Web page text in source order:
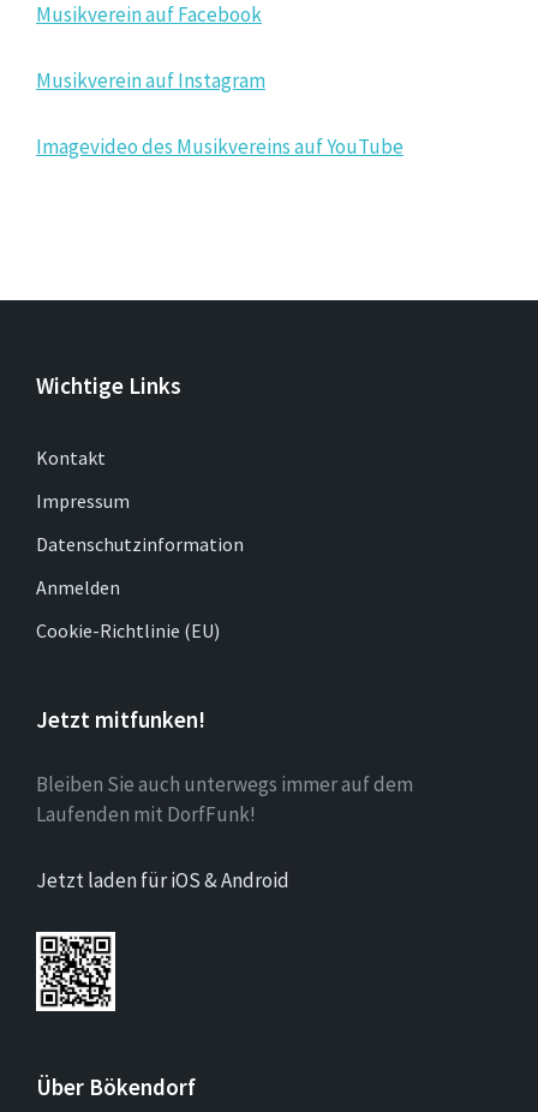
Musikverein auf Facebook
Musikverein auf Instagram
Imagevideo des Musikvereins auf YouTube
Wichtige Links
Kontakt
Impressum
Datenschutzinformation
Anmelden
Cookie-Richtlinie (EU)
Jetzt mitfunken!
Bleiben Sie auch unterwegs immer auf dem
Laufenden mit DorfFunk!
Jetzt laden für iOS & Android
Über Bökendorf